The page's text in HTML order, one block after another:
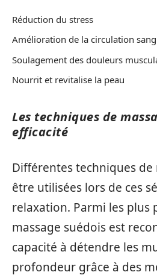
Réduction du stress
Amélioration de la circulation
Soulagement des douleurs
Nourrit et revitalise la peau
Les techniques de
efficacité
Différentes techniques
être utilisées lors de ces
relaxation. Parmi les plus
massage suédois est
capacité à détendre les
profondeur grâce à des